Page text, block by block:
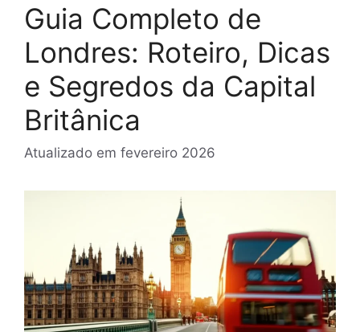
Guia Completo de
Londres: Roteiro, Dicas
e Segredos da Capital
Britânica
Atualizado em fevereiro 2026